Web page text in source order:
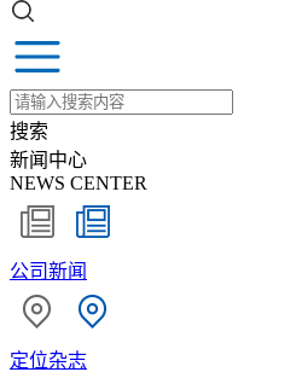
搜索
新闻中心
NEWS CENTER
公司新闻
定位杂志